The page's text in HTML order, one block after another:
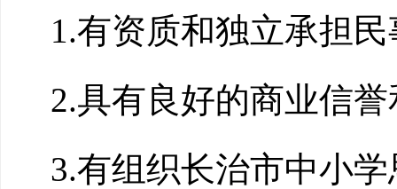
1.有资质和独立承担
2.具有良好的商业信
3.有组织长治市中小学